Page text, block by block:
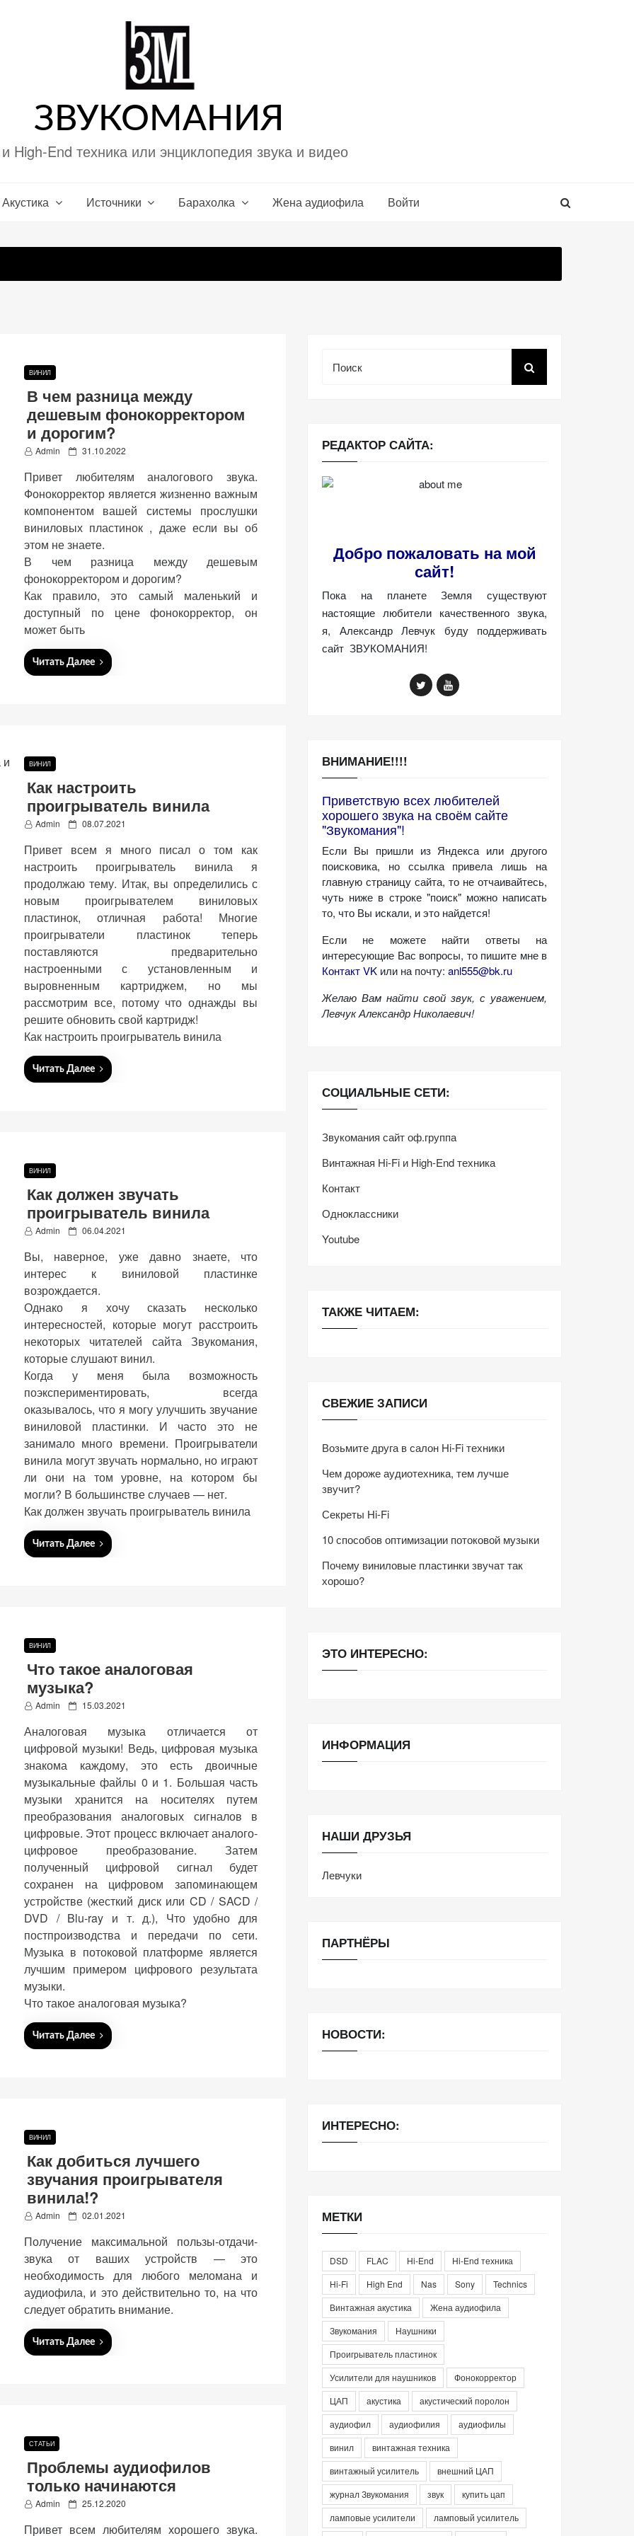
ЗВУКОМАНИЯ
High-End техника или энциклопедия звука и видео
Акустика Источники Барахолка Жена аудиофила Войти
ВИНИЛ
В чем разница между
дешевым фонокорректором
и дорогим?
Admin
P
s
e
d
o
31.10.2022
Привет любителям аналогового звука.
Фонокорректор является жизненно важным
компонентом вашей системы прослушки
виниловых пластинок , даже если вы об
этом не знаете.
В чем разница между дешевым
фонокорректором и дорогим?
Как правило, это самый маленький и
доступный по цене фонокорректор, он
может быть
Читать Далее
ВИНИЛ
Как настроить
проигрыватель винила
Admin
P
s
e
d
08.07.2021
Привет всем я много писал о том как
настроить проигрыватель винила я
продолжаю тему. Итак, вы определились с
новым проигрывателем виниловых
пластинок, отличная работа! Многие
проигрыватели пластинок теперь
поставляются предварительно
настроенными с установленным и
выровненным картриджем, но мы
рассмотрим все, потому что однажды вы
решите обновить свой картридж!
Как настроить проигрыватель винила
Читать Далее
ВИНИЛ
Как должен звучать
проигрыватель винила
Admin
P
s
d
06.04.2021
Вы, наверное, уже давно знаете, что
интерес к виниловой пластинке
возрождается.
Однако я хочу сказать несколько
интересностей, которые могут расстроить
некоторых читателей сайта Звукомания,
которые слушают винил.
Когда у меня была возможность
поэкспериментировать, всегда
оказывалось, что я могу улучшить звучание
виниловой пластинки. И часто это не
занимало много времени. Проигрыватели
винила могут звучать нормально, но играют
ли они на том уровне, на котором бы
могли? В большинстве случаев — нет.
Как должен звучать проигрыватель винила
Читать Далее
ВИНИЛ
Что такое аналоговая
музыка?
Admin
P
s
t
e
o
15.03.2021
Аналоговая музыка отличается от
цифровой музыки! Ведь, цифровая музыка
знакома каждому, это есть двоичные
музыкальные файлы 0 и 1. Большая часть
музыки хранится на носителях путем
преобразования аналоговых сигналов в
цифровые. Этот процесс включает аналого-
цифровое преобразование. Затем
полученный цифровой сигнал будет
сохранен на цифровом запоминающем
устройстве (жесткий диск или CD / SACD /
DVD / Blu-ray и т. д.), Что удобно для
постпроизводства и передачи по сети.
Музыка в потоковой платформе является
лучшим примером цифрового результата
музыки.
Что такое аналоговая музыка?
Читать Далее
ВИНИЛ
Как добиться лучшего
звучания проигрывателя
винила!?
Admin
P
s
e
d
o
n
02.01.2021
Получение максимальной пользы-отдачи-
звука от ваших устройств — это
необходимость для любого меломана и
аудиофила, и это действительно то, на что
следует обратить внимание.
Читать Далее
СТАТЬИ
Проблемы аудиофилов
только начинаются
Admin
P
s
25.12.2020
Привет всем любителям хорошего звука.
РЕДАКТОР САЙТА:
Добро пожаловать на мой
сайт!
Пока на планете Земля существуют
настоящие любители качественного звука,
я, Александр Левчук буду поддерживать
сайт ЗВУКОМАНИЯ!
ВНИМАНИЕ!!!!
Приветствую всех любителей
хорошего звука на своём сайте
"Звукомания"!
Если Вы пришли из Яндекса или другого
поисковика, но ссылка привела лишь на
главную страницу сайта, то не отчаивайтесь,
чуть ниже в строке "поиск" можно написать
то, что Вы искали, и это найдется!
Если не можете найти ответы на
интересующие Вас вопросы, то пишите мне в
Контакт VK или на почту: anl555@bk.ru
Желаю Вам найти свой звук, с уважением,
Левчук Александр Николаевич!
СОЦИАЛЬНЫЕ СЕТИ:
Звукомания сайт оф.группа
Винтажная Hi-Fi и High-End техника
Контакт
Одноклассники
Youtube
ТАКЖЕ ЧИТАЕМ:
СВЕЖИЕ ЗАПИСИ
Возьмите друга в салон Hi-Fi техники
Чем дороже аудиотехника, тем лучше
звучит?
Секреты Hi-Fi
10 способов оптимизации потоковой музыки
Почему виниловые пластинки звучат так
хорошо?
ЭТО ИНТЕРЕСНО:
ИНФОРМАЦИЯ
НАШИ ДРУЗЬЯ
Левчуки
ПАРТНЁРЫ
НОВОСТИ:
ИНТЕРЕСНО:
МЕТКИ
DSD FLAC Hi-End
Hi-End техника
Hi-Fi
High End Nas Sony
Technics
Винтажная акустика
Жена аудиофила
Звукомания
Наушники
Проигрыватель пластинок
Усилители для наушников
Фонокорректор
ЦАП
акустика
акустический поролон
аудиофил
аудиофилия
аудиофилы
винил
винтажная техника
винтажный усилитель
внешний ЦАП
журнал Звукомания
звук
купить цап
ламповые усилители
ламповый усилитель